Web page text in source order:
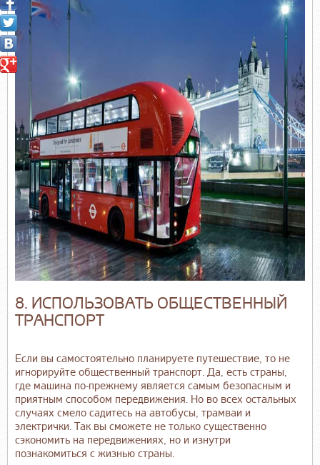
8. ИСПОЛЬЗОВАТЬ ОБЩЕСТВЕННЫЙ
ТРАНСПОРТ
Если вы самостоятельно планируете путешествие, то не
игнорируйте общественный транспорт. Да, есть страны,
где машина по-прежнему является самым безопасным и
приятным способом передвижения. Но во всех остальных
случаях смело садитесь на автобусы, трамваи и
электрички. Так вы сможете не только существенно
сэкономить на передвижениях, но и изнутри
познакомиться с жизнью страны.